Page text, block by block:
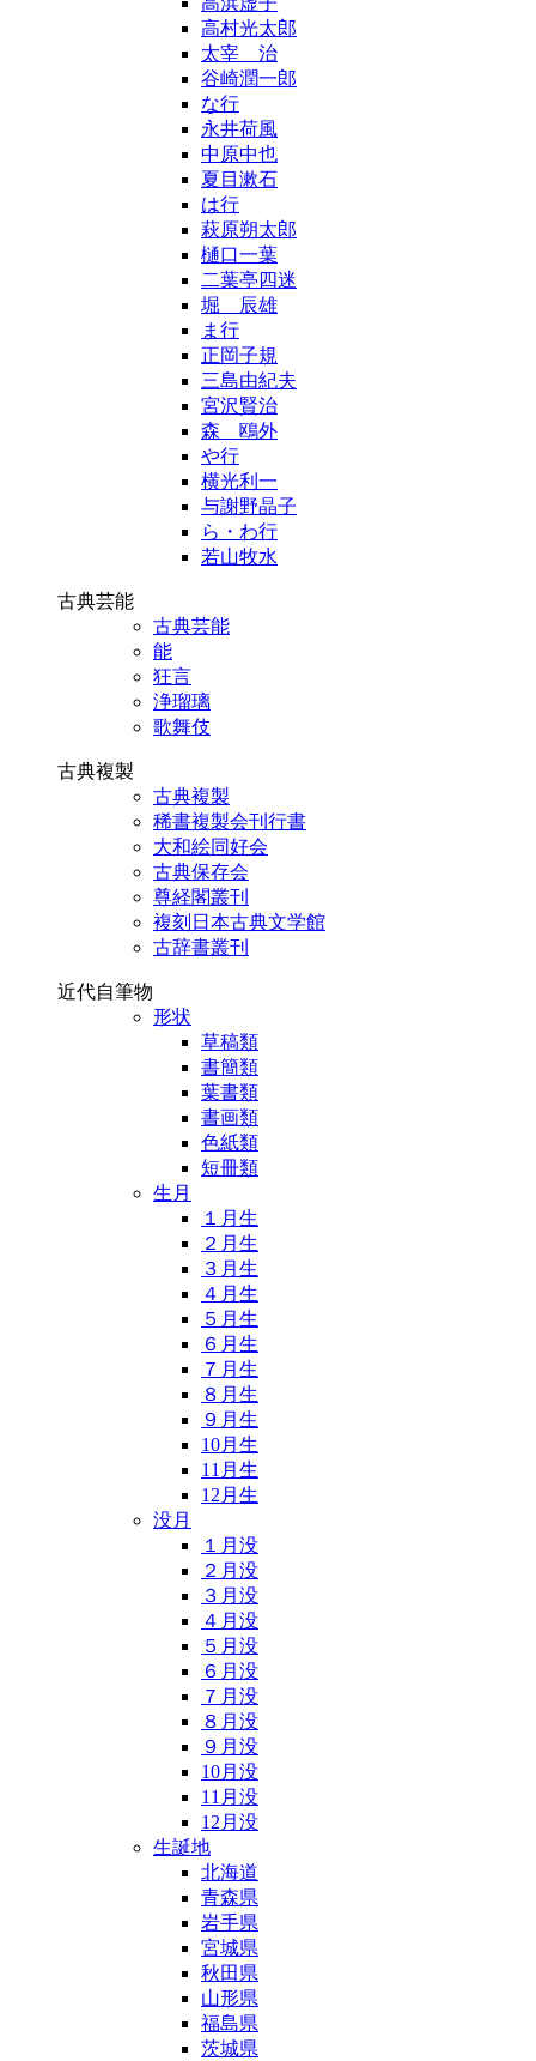
高村光太郎
太宰 治
谷崎潤一郎
な行
永井荷風
中原中也
夏目漱石
は行
萩原朔太郎
樋口一葉
二葉亭四迷
堀 辰雄
ま行
正岡子規
三島由紀夫
宮沢賢治
森 鴎外
や行
横光利一
与謝野晶子
ら・わ行
若山牧水
古典芸能
古典芸能
能
狂言
浄瑠璃
歌舞伎
古典複製
古典複製
稀書複製会刊行書
大和絵同好会
古典保存会
尊経閣叢刊
複刻日本古典文学館
古辞書叢刊
近代自筆物
形状
草稿類
書簡類
葉書類
書画類
色紙類
短冊類
生月
１月生
２月生
３月生
４月生
５月生
６月生
７月生
８月生
９月生
10月生
11月生
12月生
没月
１月没
２月没
３月没
４月没
５月没
６月没
７月没
８月没
９月没
10月没
11月没
12月没
生誕地
北海道
青森県
岩手県
宮城県
秋田県
山形県
福島県
茨城県